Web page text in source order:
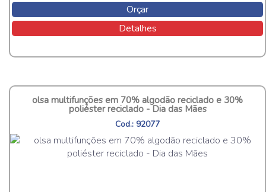
Orçar
Detalhes
olsa multifunções em 70% algodão reciclado e 30%
poliéster reciclado - Dia das Mães
Cod.: 92077